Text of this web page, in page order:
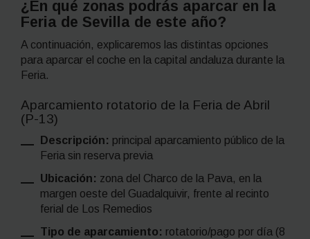
¿En qué zonas podrás aparcar en la
Feria de Sevilla de este año?
A continuación, explicaremos las distintas opciones
para aparcar el coche en la capital andaluza durante la
Feria.
Aparcamiento rotatorio de la Feria de Abril
(P-13)
Descripción: principal aparcamiento público de la
Feria sin reserva previa
Ubicación: zona del Charco de la Pava, en la
margen oeste del Guadalquivir, frente al recinto
ferial de Los Remedios
Tipo de aparcamiento: rotatorio/pago por día (8